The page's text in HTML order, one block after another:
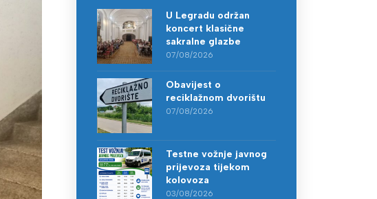
U Legradu održan
koncert klasične
sakralne glazbe
07/08/2026
Obavijest o
reciklažnom dvorištu
07/08/2026
Testne vožnje javnog
prijevoza tijekom
kolovoza
03/08/2026